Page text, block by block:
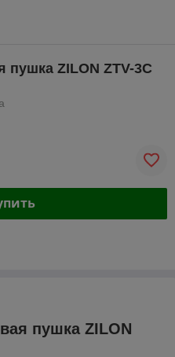
пушка ZILON ZTV-3C
пушка ZILON